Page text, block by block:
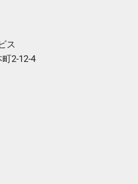
ス
2-12-4